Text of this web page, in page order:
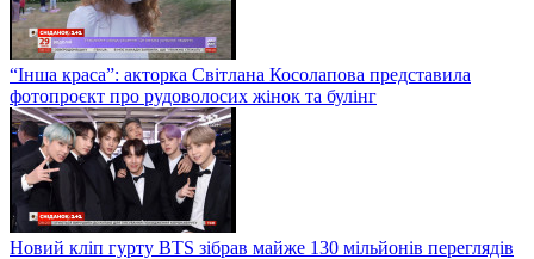
“Інша краса”: акторка Світлана Косолапова представила
фотопроєкт про рудоволосих жінок та булінг
Новий кліп гурту BTS зібрав майже 130 мільйонів переглядів